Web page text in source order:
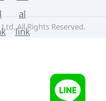
All Rights Reserved.